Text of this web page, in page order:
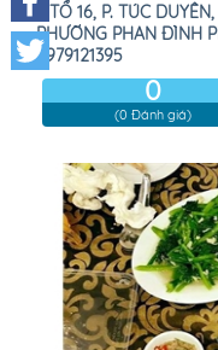
TỔ 16, P. TÚC
PHƯỜNG PHAN ĐÌNH
0979121395
0
(0 Đánh giá)
Facebook
Twitter